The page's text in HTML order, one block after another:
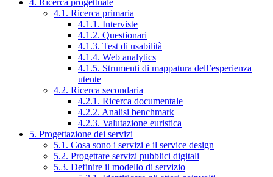
4. Ricerca progettuale
4.1. Ricerca primaria
4.1.1. Interviste
4.1.2. Questionari
4.1.3. Test di usabilità
4.1.4. Web analytics
4.1.5. Strumenti di mappatura dell’esperienza
utente
4.2. Ricerca secondaria
4.2.1. Ricerca documentale
4.2.2. Analisi benchmark
4.2.3. Valutazione euristica
5. Progettazione dei servizi
5.1. Cosa sono i servizi e il service design
5.2. Progettare servizi pubblici digitali
5.3. Definire il modello di servizio